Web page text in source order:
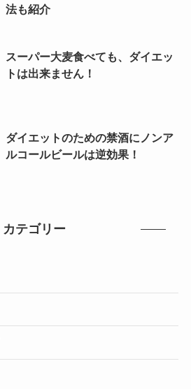
法も紹介
スーパー大麦食べても、ダイエッ
トは出来ません！
ダイエットのための禁酒にノンア
ルコールビールは逆効果！
カテゴリー